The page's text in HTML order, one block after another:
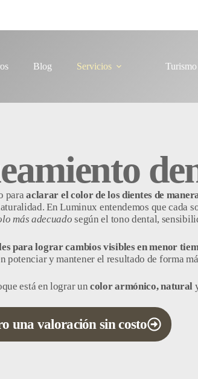
Blog Servicios
paraaclarar el color de los dientes de
En Luminux entendemos que cada
más adecuado según el tono dental,
para lograr cambios visibles en menor
potenciar y mantener el resultado de forma
está en lograr un color armónico, natural
una valoración sin costo